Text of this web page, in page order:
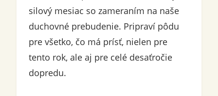
silový mesiac so zameraním na naše
duchovné prebudenie. Pripraví pôdu
pre všetko, čo má prísť, nielen pre
tento rok, ale aj pre celé desaťročie
dopredu.